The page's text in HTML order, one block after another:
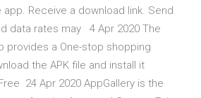
Receive a download link. Send
data rates may 4 Apr 2020 The
provides a One-stop shopping
the APK file and install it
24 Apr 2020 AppGallery is the